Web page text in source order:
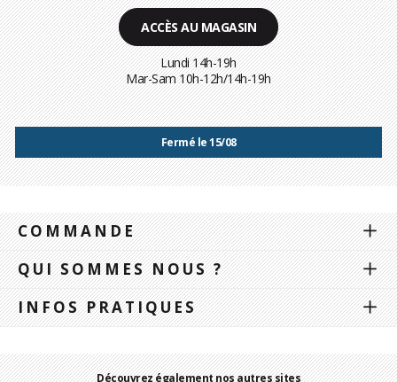
ACCÈS AU MAGASIN
Lundi 14h-19h
Mar-Sam 10h-12h/14h-19h
Fermé le 15/08
COMMANDE
QUI SOMMES NOUS ?
INFOS PRATIQUES
Découvrez également nos autres sites